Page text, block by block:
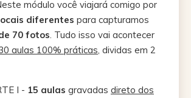
módulo você viajará comigo por
diferentes para capturamos
70 fotos . Tudo isso vai acontecer
aulas 100% práticas , dividas em 2
I - 15 aulas gravadas direto dos